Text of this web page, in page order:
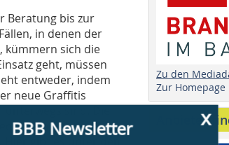
Beratung bis zur
in denen der
kümmern sich die
geht, müssen
entweder, indem
neue Graffitis
unterwegs sind. Die
aus den
gibt es unter den
x
BBB Newsletter
Zu den
Zur Homepage
Anbieter